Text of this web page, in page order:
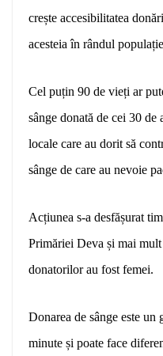
crește accesibilitatea
acesteia în rândul
Cel puțin 90 de vieți ar
sânge donată de cei 30
locale care au dorit să
sânge de care au nevoie
Acțiunea s-a desfășurat
Primăriei Deva și mai
donatorilor au fost femei.
Donarea de sânge este un
minute și poate face